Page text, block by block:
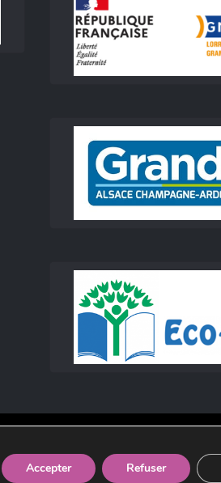
Accepter Refuser